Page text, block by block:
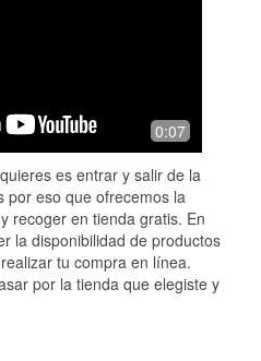
0:07
es entrar y salir de la
por eso que ofrecemos la
recoger en tienda gratis. En
la disponibilidad de productos
tu compra en línea.
por la tienda que elegiste y